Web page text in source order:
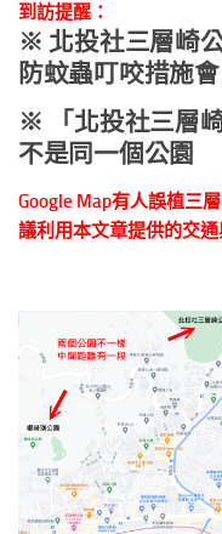
到訪提醒：
※北投社三層崎
防蚊蟲叮咬措施
※
「北投社三層
不是同一個公園
Google Map有人誤植三
議利用本文章提供的交通